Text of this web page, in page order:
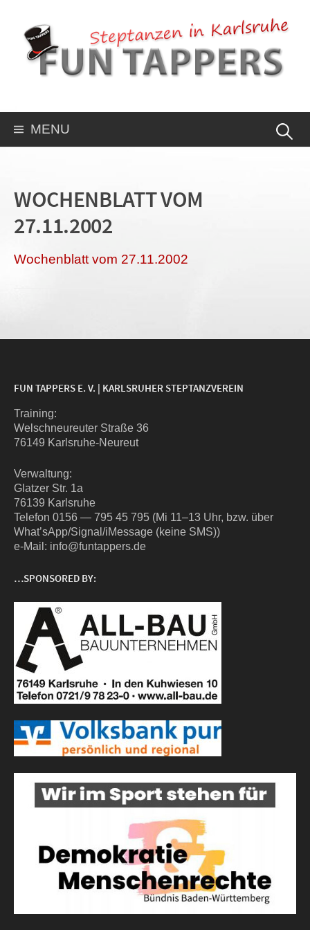
MENU
WOCHENBLATT VOM
27.11.2002
Wochen­blatt vom 27.11.2002
FUN TAPPERS E. V. | KARLSRUHER STEPTANZVEREIN
Trai­ning:
Wel­sch­neu­reu­ter Stra­ße 36
76149 Karlsruhe-Neureut
Ver­wal­tung:
Glat­zer Str. 1a
76139 Karlsruhe
Tele­fon 0156 — 795 45 795 (Mi 11–13 Uhr, bzw. über
What’sApp/Signal/iMessage (kei­ne SMS))
e‑Mail: info@funtappers.de
…SPONSORED BY: